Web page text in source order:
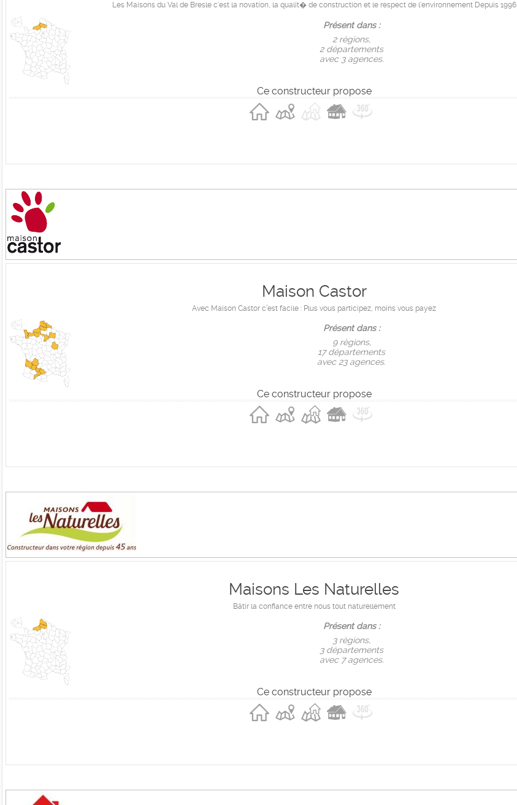
Les Maisons du Val de Bresle c'est la novation, la qualit� de construction et le respect de l'environnement Depuis 1996
Présent dans :
2 règions,
2 départements
avec 3 agences.
Ce constructeur propose
Maison Castor
Avec Maison Castor c’est facile : Plus vous participez, moins vous payez
Présent dans :
9 règions,
17 départements
avec 23 agences.
Ce constructeur propose
Maisons Les Naturelles
Bâtir la confiance entre nous tout naturellement
Présent dans :
3 règions,
3 départements
avec 7 agences.
Ce constructeur propose